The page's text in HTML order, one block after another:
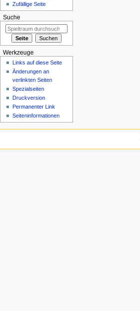
Zufällige Seite
Suche
Werkzeuge
Links auf diese Seite
Änderungen an
verlinkten Seiten
Spezialseiten
Druckversion
Permanenter Link
Seiten­informationen